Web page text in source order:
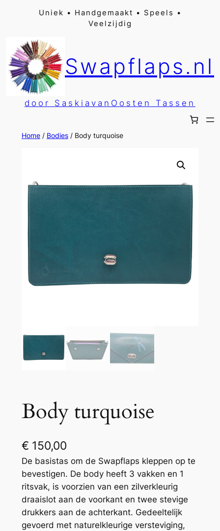
inhoud
Uniek • Handgemaakt • Speels •
Veelzijdig
Swapflaps.nl
door SaskiavanOosten Tassen
Home/ Bodies/ Body turquoise
Body turquoise
€ 150,00
De basistas om de Swapflaps kleppen op te
bevestigen. De body heeft 3 vakken en 1
ritsvak, is voorzien van een zilverkleurig
draaislot aan de voorkant en twee stevige
drukkers aan de achterkant. Gedeeltelijk
gevoerd met naturelkleurige versteviging,